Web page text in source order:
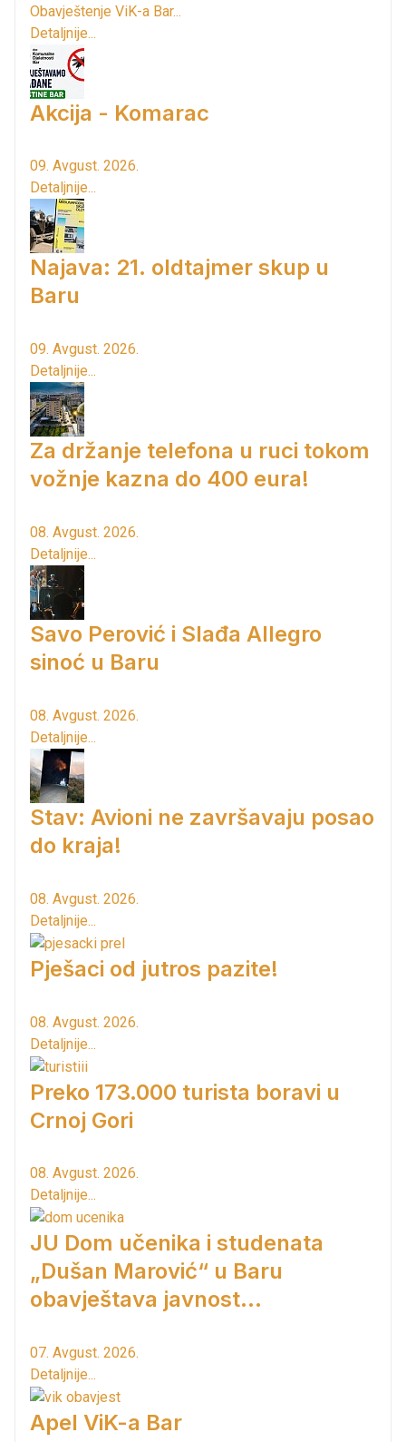
Obavještenje ViK-a Bar...
Detaljnije...
Akcija - Komarac
09. Avgust. 2026.
Detaljnije...
Najava: 21. oldtajmer skup u
Baru
09. Avgust. 2026.
Detaljnije...
Za držanje telefona u ruci tokom
vožnje kazna do 400 eura!
08. Avgust. 2026.
Detaljnije...
Savo Perović i Slađa Allegro
sinoć u Baru
08. Avgust. 2026.
Detaljnije...
Stav: Avioni ne završavaju posao
do kraja!
08. Avgust. 2026.
Detaljnije...
Pješaci od jutros pazite!
08. Avgust. 2026.
Detaljnije...
Preko 173.000 turista boravi u
Crnoj Gori
08. Avgust. 2026.
Detaljnije...
JU Dom učenika i studenata
„Dušan Marović“ u Baru
obavještava javnost...
07. Avgust. 2026.
Detaljnije...
Apel ViK-a Bar